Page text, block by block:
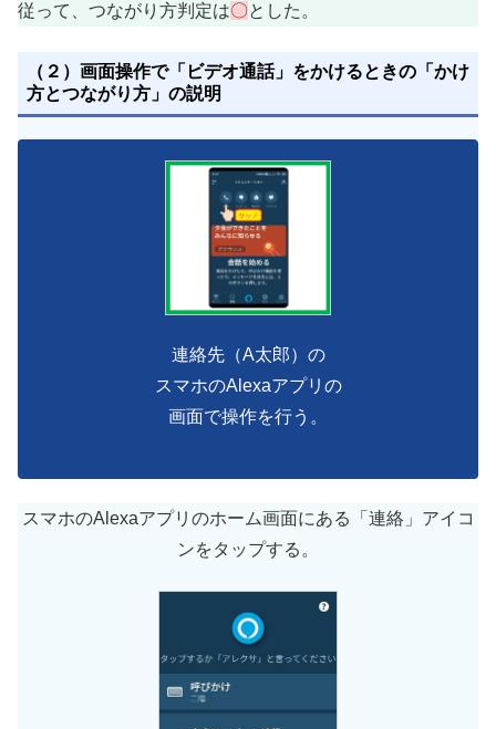
従って、つながり方判定は〇とした。
（２）画面操作で「ビデオ通話」をかけるときの「かけ
方とつながり方」の説明
連絡先（A太郎）の
スマホのAlexaアプリの
画面で操作を行う。
スマホのAlexaアプリのホーム画面にある「連絡」アイコ
ンをタップする。